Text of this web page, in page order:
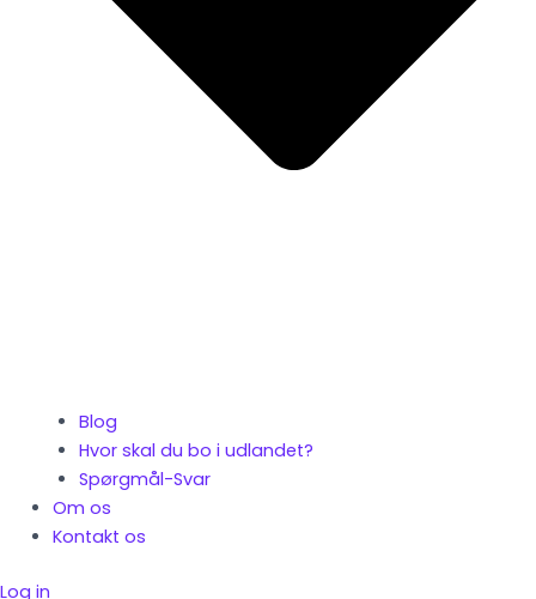
Blog
Hvor skal du bo i udlandet?
Spørgmål-Svar
Om os
Kontakt os
Log in